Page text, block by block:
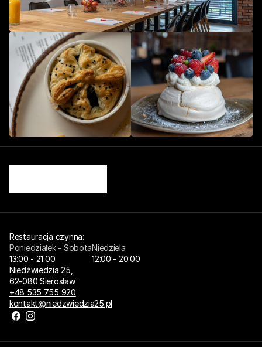
Restauracja czynna:
Poniedziałek - Sobota
13:00 - 21:00
Niedziela
12:00 - 20:00
Niedźwiedzia 25,
62-080 Sierosław
+48 535 755 920
kontakt@niedzwiedzia25.pl